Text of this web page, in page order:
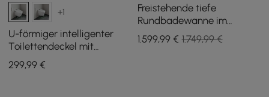
+1
U-förmiger intelligenter
Toilettendeckel mit
automatischer
Deckelöffnung
299,99 €
Freistehende tiefe
Rundbadewanne im
japanischen Stil aus
Mineralguss, 105 cm
1.599,99€ 1.749,99 €